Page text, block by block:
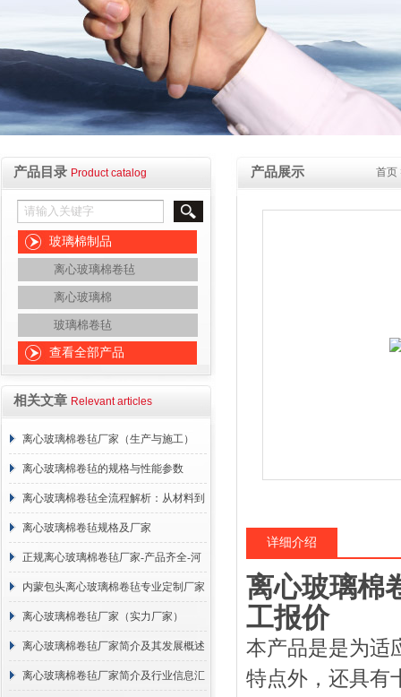
产品目录 Product catalog
玻璃棉制品
离心玻璃棉卷毡
离心玻璃棉
玻璃棉卷毡
查看全部产品
相关文章 Relevant articles
离心玻璃棉卷毡厂家（生产与施工）
离心玻璃棉卷毡的规格与性能参数
离心玻璃棉卷毡全流程解析：从材料到
施工
离心玻璃棉卷毡规格及厂家
正规离心玻璃棉卷毡厂家-产品齐全-河
北建峰保温材料有限公司
内蒙包头离心玻璃棉卷毡专业定制厂家
离心玻璃棉卷毡厂家（实力厂家）
离心玻璃棉卷毡厂家简介及其发展概述
离心玻璃棉卷毡厂家简介及行业信息汇
产品展示 首页
详细介绍
离心玻璃棉
工报价
本产品是是为适
特点外，还具有